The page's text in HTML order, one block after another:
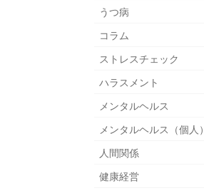
うつ病
コラム
ストレスチェック
ハラスメント
メンタルヘルス
メンタルヘルス（個人）
人間関係
健康経営